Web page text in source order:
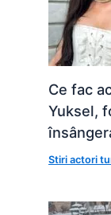
Ce fac
Yuksel,
Stiri actori